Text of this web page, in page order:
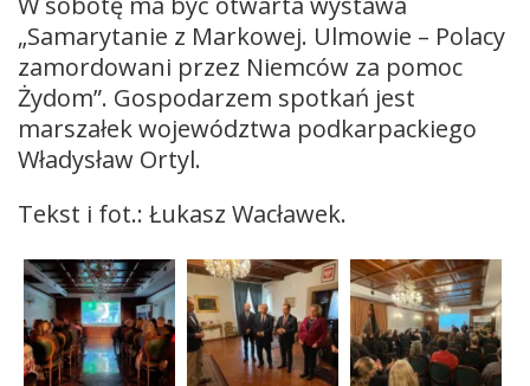
„Samarytanie z Markowej. Ulmowie – Polacy
zamordowani przez Niemców za pomoc
Żydom”. Gospodarzem spotkań jest
marszałek województwa podkarpackiego
Władysław Ortyl.
Tekst i fot.: Łukasz Wacławek.